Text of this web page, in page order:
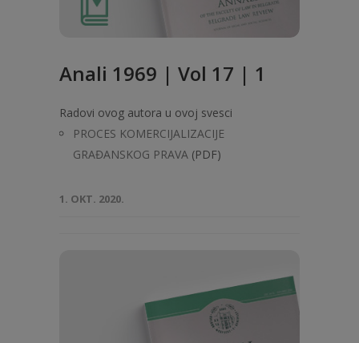
Anali 1969 | Vol 17 | 1
Radovi ovog autora u ovoj svesci
PROCES KOMERCIJALIZACIJE
GRAĐANSKOG PRAVA (PDF)
1. OKT. 2020.